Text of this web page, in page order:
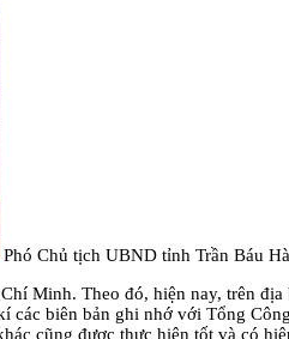
Phó Chủ tịch UBND tỉnh Trần Báu
Minh. Theo đó, hiện nay, trên
biên bản ghi nhớ với Tổng
cũng được thực hiện tốt và có